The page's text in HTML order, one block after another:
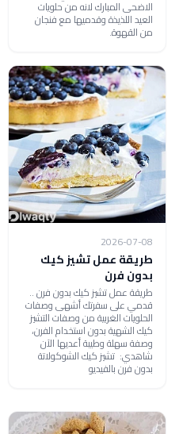
الاضحى المبارك لانه من حلويات
العيد اللذيذة وقدميها مع فنجان
من القهوة.
2026-07-08
طريقة عمل تشيز كيك
بدون فرن
طريقة عمل تشيز كيك بدون فرن ..
قدمي على سفرتك أشهى وصفات
الحلويات الغربية من وصفات التشيز
كيك الشهية بدون استخدام الفرن،
وصفة سهلة وطيبة أعديها الآن
شاهدي: تشيز كيك الشوكولاتة
بدون فرن بالفيديو